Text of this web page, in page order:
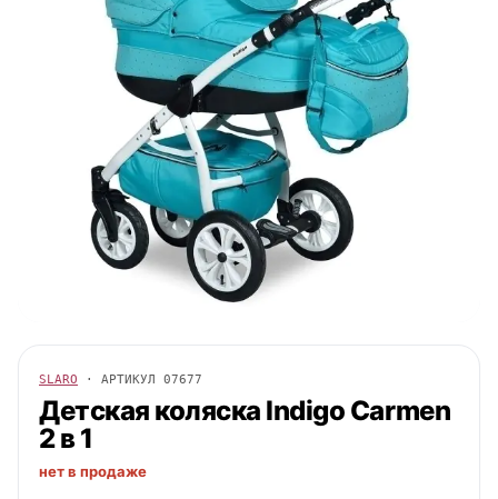
SLARO · АРТИКУЛ 07677
Детская коляска Indigo Carmen
2 в 1
нет в продаже